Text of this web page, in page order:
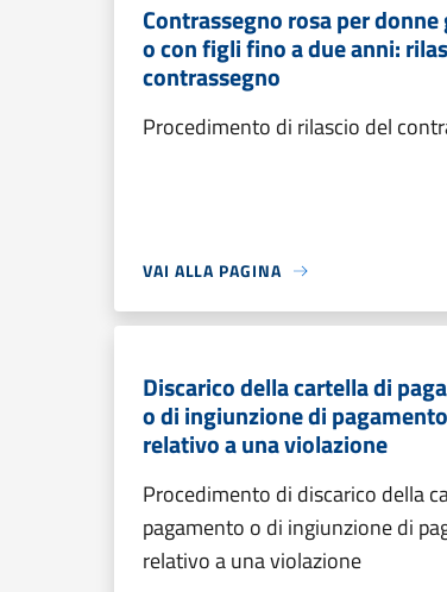
Contrassegno rosa per
o con figli fino a due anni:
contrassegno
Procedimento di rilascio del
VAI ALLA PAGINA
Discarico della cartella di
o di ingiunzione di pagamento
relativo a una violazione
Procedimento di discarico della
pagamento o di ingiunzione di
relativo a una violazione